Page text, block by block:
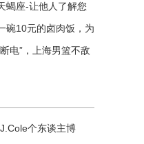
蝎座-让他人了解您
碗10元的卤肉饭，为
电”，上海男篮不敌
个东谈主博